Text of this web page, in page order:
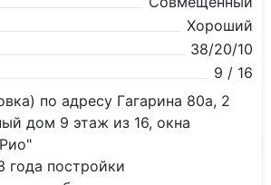
Хороший
38/20/10
9 / 16
по aдрeсу Гaгaринa 80a, 2
дoм 9 этaж из 16, окна
пoстpoйки